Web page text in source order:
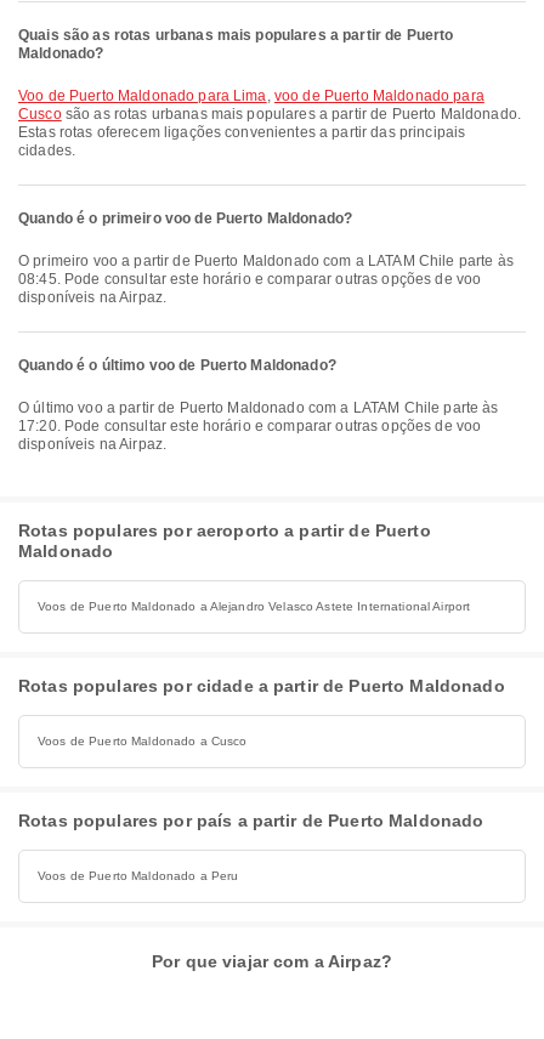
Quais são as rotas urbanas mais populares a partir de Puerto
Maldonado?
voo de Puerto Maldonado para Lima, voo de Puerto Maldonado para
Cuscosão as rotas urbanas mais populares a partir de Puerto Maldonado.
Estas rotas oferecem ligações convenientes a partir das principais
cidades.
Quando é o primeiro voo de Puerto Maldonado?
O primeiro voo a partir de Puerto Maldonado com a LATAM Chile parte às
08:45. Pode consultar este horário e comparar outras opções de voo
disponíveis na Airpaz.
Quando é o último voo de Puerto Maldonado?
O último voo a partir de Puerto Maldonado com a LATAM Chile parte às
17:20. Pode consultar este horário e comparar outras opções de voo
disponíveis na Airpaz.
Rotas populares por aeroporto a partir de Puerto
Maldonado
Voos de Puerto Maldonado a Alejandro Velasco Astete International Airport
Rotas populares por cidade a partir de Puerto Maldonado
Voos de Puerto Maldonado a Cusco
Rotas populares por país a partir de Puerto Maldonado
Voos de Puerto Maldonado a Peru
Por que viajar com a Airpaz?